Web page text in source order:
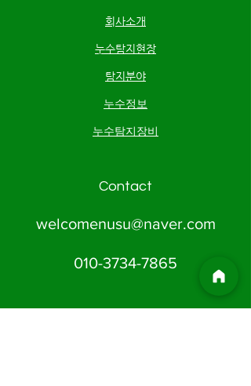
​회사소개
​누수탐지현장
탐지분야
누수정보
누수탐지장비
Contact
welcomenusu@naver.com
010-3734-7865